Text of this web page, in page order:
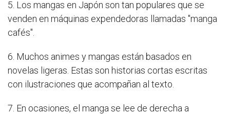
5. Los mangas en Japón son tan populares que se
venden en máquinas expendedoras llamadas "manga
cafés".
6. Muchos animes y mangas están basados en
novelas ligeras. Estas son historias cortas escritas
con ilustraciones que acompañan al texto.
7. En ocasiones, el manga se lee de derecha a